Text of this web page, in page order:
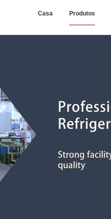
Casa Produtos